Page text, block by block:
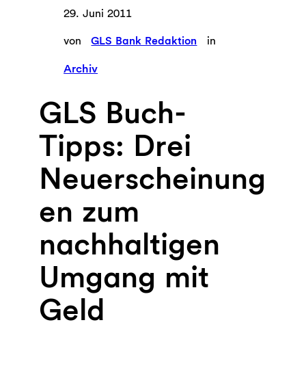
29. Juni 2011
von GLS Bank Redaktion in
Archiv
GLS Buch-
Tipps: Drei
Neuerscheinung
en zum
nachhaltigen
Umgang mit
Geld